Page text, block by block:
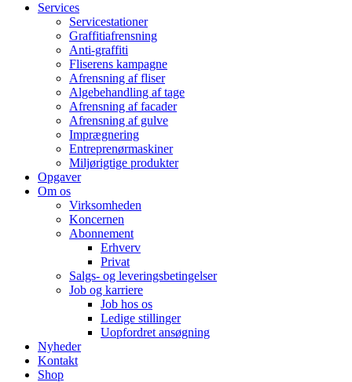
Services
Servicestationer
Graffitiafrensning
Anti-graffiti
Fliserens kampagne
Afrensning af fliser
Algebehandling af tage
Afrensning af facader
Afrensning af gulve
Imprægnering
Entreprenørmaskiner
Miljørigtige produkter
Opgaver
Om os
Virksomheden
Koncernen
Abonnement
Erhverv
Privat
Salgs- og leveringsbetingelser
Job og karriere
Job hos os
Ledige stillinger
Uopfordret ansøgning
Nyheder
Kontakt
Shop